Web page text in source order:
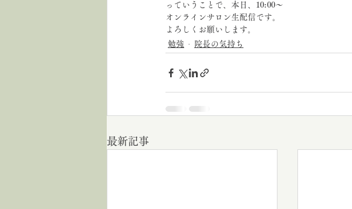
っていうことで、本日、10:00〜
オンラインサロン生配信です。
よろしくお願いします。
勉強
院長の気持ち
最新記事